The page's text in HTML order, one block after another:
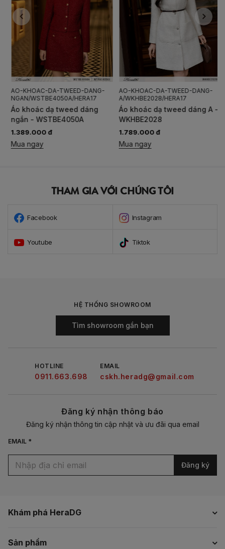
AO-KHOAC-DA-TWEED-DANG-
NGAN/WSTBE4050A/HERA17
Áo khoác dạ tweed dáng
ngắn - WSTBE4050A
1.389.000 đ
Mua ngay
AO-KHOAC-DA-TWEED-DANG-
A/WKHBE2028/HERA17
Áo khoác dạ tweed dáng A -
WKHBE2028
1.789.000 đ
Mua ngay
THAM GIA VỚI CHÚNG TÔI
Facebook Instagram
Youtube Tiktok
Khám phá HeraDG
Sản phẩm
HỆ THỐNG SHOWROOM
Tìm showroom gần bạn
HOTLINE
0911.663.698
EMAIL
cskh.heradg@gmail.com
Đăng ký nhận thông báo
Đăng ký nhận thông tin cập nhật và ưu đãi qua email
EMAIL *
Đăng ký